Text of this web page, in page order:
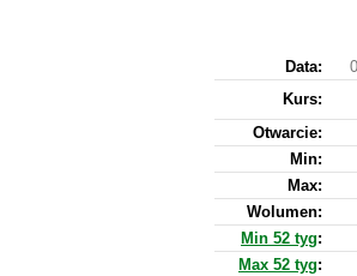
Data:
Kurs:
Otwarcie:
Min:
Max:
Wolumen:
Min 52 tyg:
Max 52 tyg: